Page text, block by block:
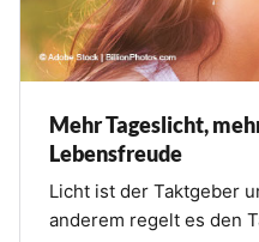
Mehr Tageslicht,
Lebensfreude
Licht ist der Taktgeber
anderem regelt es den